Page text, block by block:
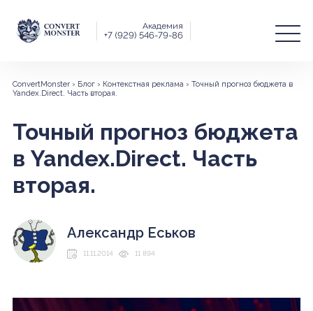
Академия
+7 (929) 546-79-86
ConvertMonster› Блог› Контекстная реклама› Точный прогноз бюджета в
Yandex.Direct. Часть вторая.
Точный прогноз бюджета
в Yandex.Direct. Часть
вторая.
Александр Еськов
11.11.2014 11 894